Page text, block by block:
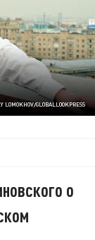
LOMOKHOV/GLOBALLOOKPRESS
о